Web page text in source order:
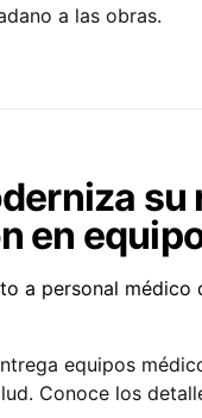
a las obras.
en
equipos
Conoce los